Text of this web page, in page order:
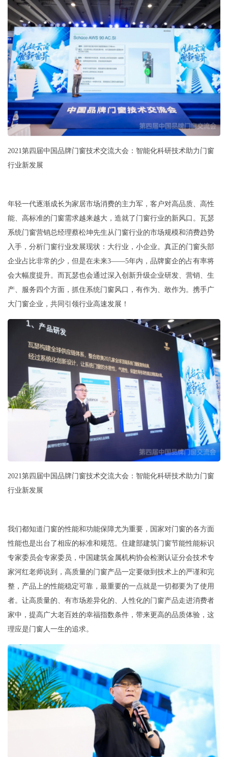
2021第四届中国品牌门窗技术交流大会：智能化科研技术助力门窗
行业新发展
年轻一代逐渐成长为家居市场消费的主力军，客户对高品质、高性
能、高标准的门窗需求越来越大，造就了门窗行业的新风口。瓦瑟
系统门窗营销总经理蔡松坤先生从门窗行业的市场规模和消费趋势
入手，分析门窗行业发展现状：大行业，小企业。真正的门窗头部
企业占比非常的少，但是在未来3——5年内，品牌窗企的占有率将
会大幅度提升。而瓦瑟也会通过深入创新升级企业研发、营销、生
产、服务四个方面，抓住系统门窗风口，有作为、敢作为。携手广
大门窗企业，共同引领行业高速发展！
2021第四届中国品牌门窗技术交流大会：智能化科研技术助力门窗
行业新发展
我们都知道门窗的性能和功能保障尤为重要，国家对门窗的各方面
性能也是出台了相应的标准和规范。住建部建筑门窗节能性能标识
专家委员会专家委员，中国建筑金属机构协会检测认证分会技术专
家河红老师说到，高质量的门窗产品一定要做到技术上的严谨和完
整，产品上的性能稳定可靠，最重要的一点就是一切都要为了使用
者。让高质量的、有市场差异化的、人性化的门窗产品走进消费者
家中，提高广大老百姓的幸福指数条件，带来更高的品质体验，这
理应是门窗人一生的追求。